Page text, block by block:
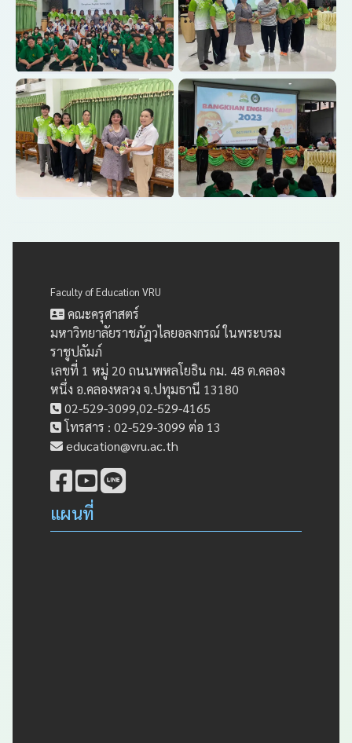
Faculty of Education VRU
คณะครุศาสตร์
มหาวิทยาลัยราชภัฏวไลยอลงกรณ์ ในพระบรม
ราชูปถัมภ์
เลขที่ 1 หมู่ 20 ถนนพหลโยธิน กม. 48 ต.คลอง
หนึ่ง อ.คลองหลวง จ.ปทุมธานี 13180
02-529-3099,02-529-4165
โทรสาร : 02-529-3099 ต่อ 13
education@vru.ac.th
แผนที่